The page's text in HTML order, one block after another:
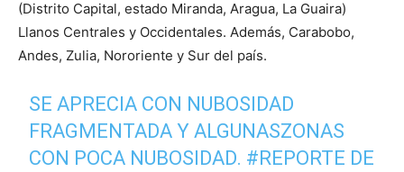
(Distrito Capital, estado Miranda, Aragua, La Guaira)
Llanos Centrales y Occidentales. Además, Carabobo,
Andes, Zulia, Nororiente y Sur del país.
SE APRECIA CON NUBOSIDAD
FRAGMENTADA Y ALGUNASZONAS
CON POCA NUBOSIDAD. #REPORTE DE